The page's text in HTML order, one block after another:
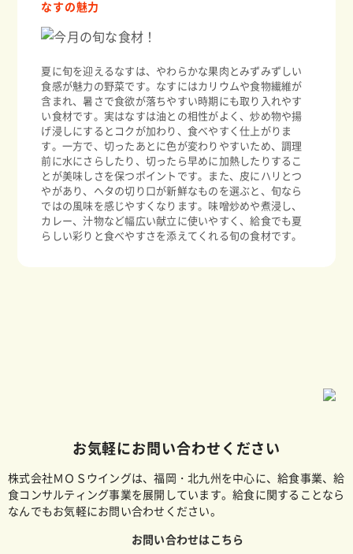
なすの魅力
夏に旬を迎えるなすは、やわらかな果肉とみずみずしい
食感が魅力の野菜です。なすにはカリウムや食物繊維が
含まれ、暑さで食欲が落ちやすい時期にも取り入れやす
い食材です。実はなすは油との相性がよく、炒め物や揚
げ浸しにするとコクが加わり、食べやすく仕上がりま
す。一方で、切ったあとに色が変わりやすいため、調理
前に水にさらしたり、切ったら早めに加熱したりするこ
とが美味しさを保つポイントです。また、皮にハリとつ
やがあり、ヘタの切り口が新鮮なものを選ぶと、旬なら
ではの風味を感じやすくなります。味噌炒めや煮浸し、
カレー、汁物など幅広い献立に使いやすく、給食でも夏
らしい彩りと食べやすさを添えてくれる旬の食材です。
お気軽にお問い合わせください
株式会社ＭＯＳウイングは、福岡・北九州を中心に、給食事業、給
食コンサルティング事業を展開しています。給食に関することなら
なんでもお気軽にお問い合わせください。
お問い合わせはこちら